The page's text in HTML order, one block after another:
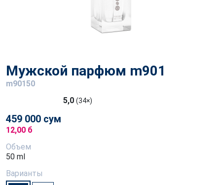
Мужской парфюм m901
m90150
5,0 (34×)
459 000 сум
12,00 б
Объем
50 ml
Варианты